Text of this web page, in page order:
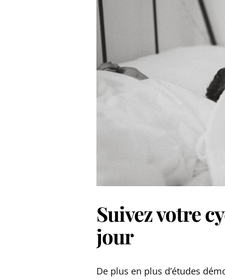
Suivez votre
jour
De plus en plus d’études